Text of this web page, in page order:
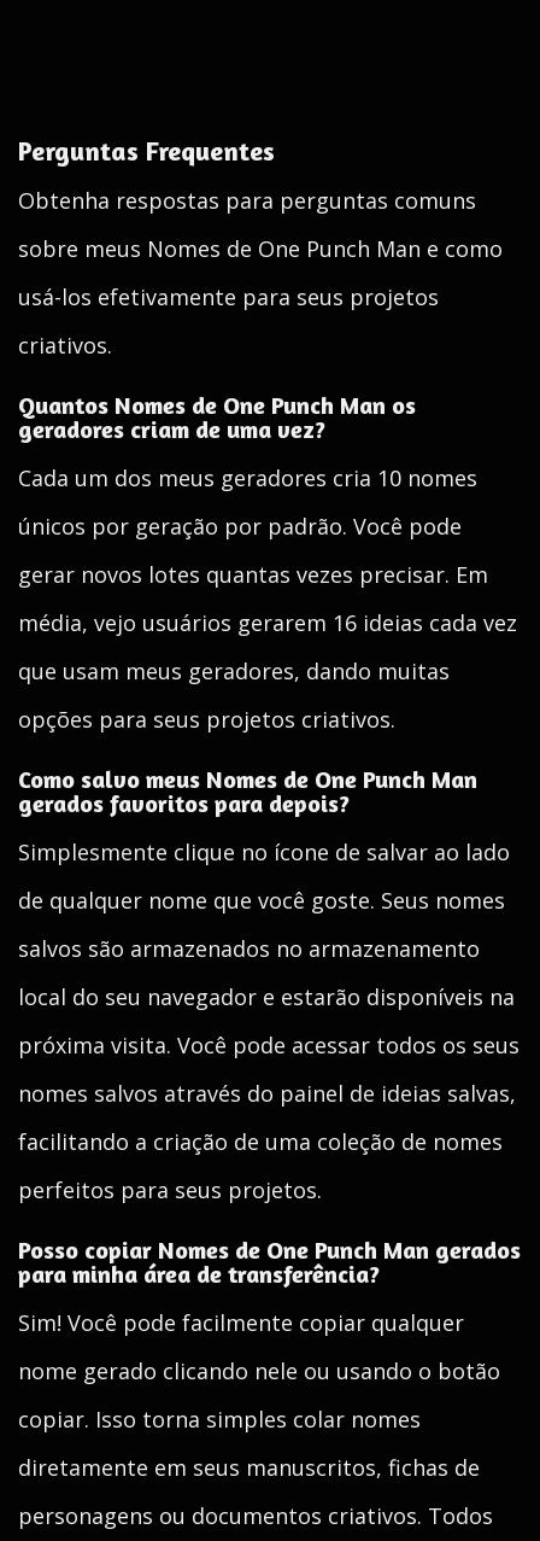
Perguntas Frequentes
Obtenha respostas para perguntas comuns
sobre meus Nomes de One Punch Man e como
usá-los efetivamente para seus projetos
criativos.
Quantos Nomes de One Punch Man os
geradores criam de uma vez?
Cada um dos meus geradores cria 10 nomes
únicos por geração por padrão. Você pode
gerar novos lotes quantas vezes precisar. Em
média, vejo usuários gerarem 16 ideias cada vez
que usam meus geradores, dando muitas
opções para seus projetos criativos.
Como salvo meus Nomes de One Punch Man
gerados favoritos para depois?
Simplesmente clique no ícone de salvar ao lado
de qualquer nome que você goste. Seus nomes
salvos são armazenados no armazenamento
local do seu navegador e estarão disponíveis na
próxima visita. Você pode acessar todos os seus
nomes salvos através do painel de ideias salvas,
facilitando a criação de uma coleção de nomes
perfeitos para seus projetos.
Posso copiar Nomes de One Punch Man gerados
para minha área de transferência?
Sim! Você pode facilmente copiar qualquer
nome gerado clicando nele ou usando o botão
copiar. Isso torna simples colar nomes
diretamente em seus manuscritos, fichas de
personagens ou documentos criativos. Todos